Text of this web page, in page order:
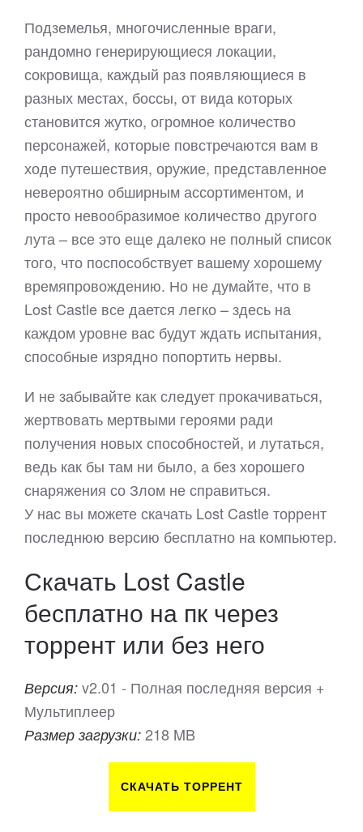
Подземелья, многочисленные враги,
рандомно генерирующиеся локации,
сокровища, каждый раз появляющиеся в
разных местах, боссы, от вида которых
становится жутко, огромное количество
персонажей, которые повстречаются вам в
ходе путешествия, оружие, представленное
невероятно обширным ассортиментом, и
просто невообразимое количество другого
лута – все это еще далеко не полный список
того, что поспособствует вашему хорошему
времяпровождению. Но не думайте, что в
Lost Castle все дается легко – здесь на
каждом уровне вас будут ждать испытания,
способные изрядно попортить нервы.
И не забывайте как следует прокачиваться,
жертвовать мертвыми героями ради
получения новых способностей, и лутаться,
ведь как бы там ни было, а без хорошего
снаряжения со Злом не справиться.
У нас вы можете скачать Lost Castle торрент
последнюю версию бесплатно на компьютер.
Скачать Lost Castle
бесплатно на пк через
торрент или без него
Версия: v2.01 - Полная последняя версия +
Мультиплеер
Размер загрузки: 218 MB
СКАЧАТЬ ТОРРЕНТ